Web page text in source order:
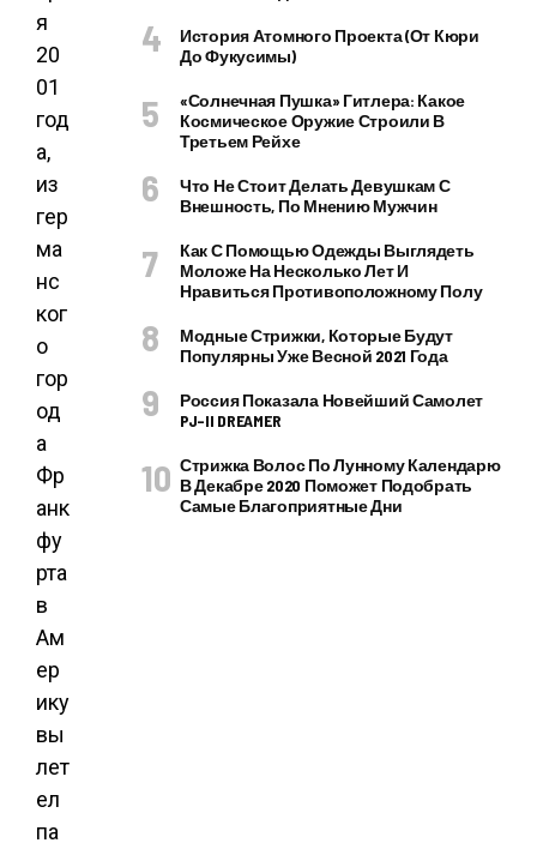
я
20
01
год
а,
из
гер
ма
нс
ког
о
гор
од
а
Фр
анк
фу
рта
в
Ам
ер
ику
вы
лет
ел
па
История Атомного Проекта (от Кюри
До Фукусимы)
«Солнечная Пушка» Гитлера: Какое
Космическое Оружие Строили В
Третьем Рейхе
Что Не Стоит Делать Девушкам С
Внешность, По Мнению Мужчин
Как С Помощью Одежды Выглядеть
Моложе На Несколько Лет И
Нравиться Противоположному Полу
Модные Стрижки, Которые Будут
Популярны Уже Весной 2021 Года
Россия Показала Новейший Самолет
PJ–II DREAMER
Стрижка Волос По Лунному Календарю
В Декабре 2020 Поможет Подобрать
Самые Благоприятные Дни